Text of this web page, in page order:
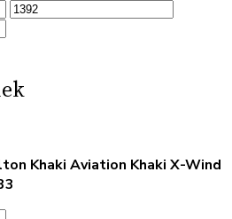
Khaki Aviation Khaki X-Wind